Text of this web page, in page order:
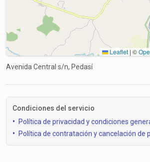
Leaflet | ©
Avenida Central s/n, Pedasí
Condiciones del servicio
Política de privacidad y condiciones
Política de contratación y cancelación de